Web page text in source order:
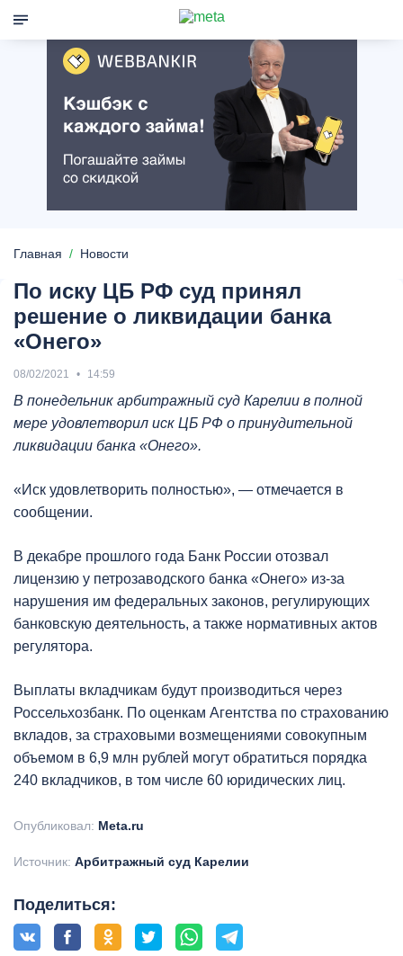
Главная Новости
По иску ЦБ РФ суд принял
решение о ликвидации банка
«Онего»
08/02/2021 14:59
В понедельник арбитражный суд Карелии в полной
мере удовлетворил иск ЦБ РФ о принудительной
ликвидации банка «Онего».
«Иск удовлетворить полностью», — отмечается в
сообщении.
В декабре прошлого года Банк России отозвал
лицензию у петрозаводского банка «Онего» из-за
нарушения им федеральных законов, регулирующих
банковскую деятельность, а также нормативных актов
регулятора.
Выплаты вкладчикам будут производиться через
Россельхозбанк. По оценкам Агентства по страхованию
вкладов, за страховыми возмещениями совокупным
объемом в 6,9 млн рублей могут обратиться порядка
240 вкладчиков, в том числе 60 юридических лиц.
Опубликовал: Meta.ru
Источник: Aрбитражный суд Карелии
Поделиться: